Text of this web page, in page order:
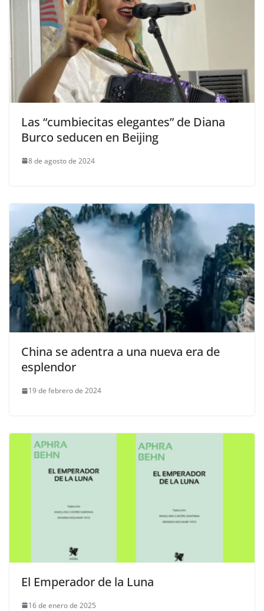
Las “cumbiecitas elegantes” de Diana
Burco seducen en Beijing
8 de agosto de 2024
China se adentra a una nueva era de
esplendor
19 de febrero de 2024
El Emperador de la Luna
16 de enero de 2025